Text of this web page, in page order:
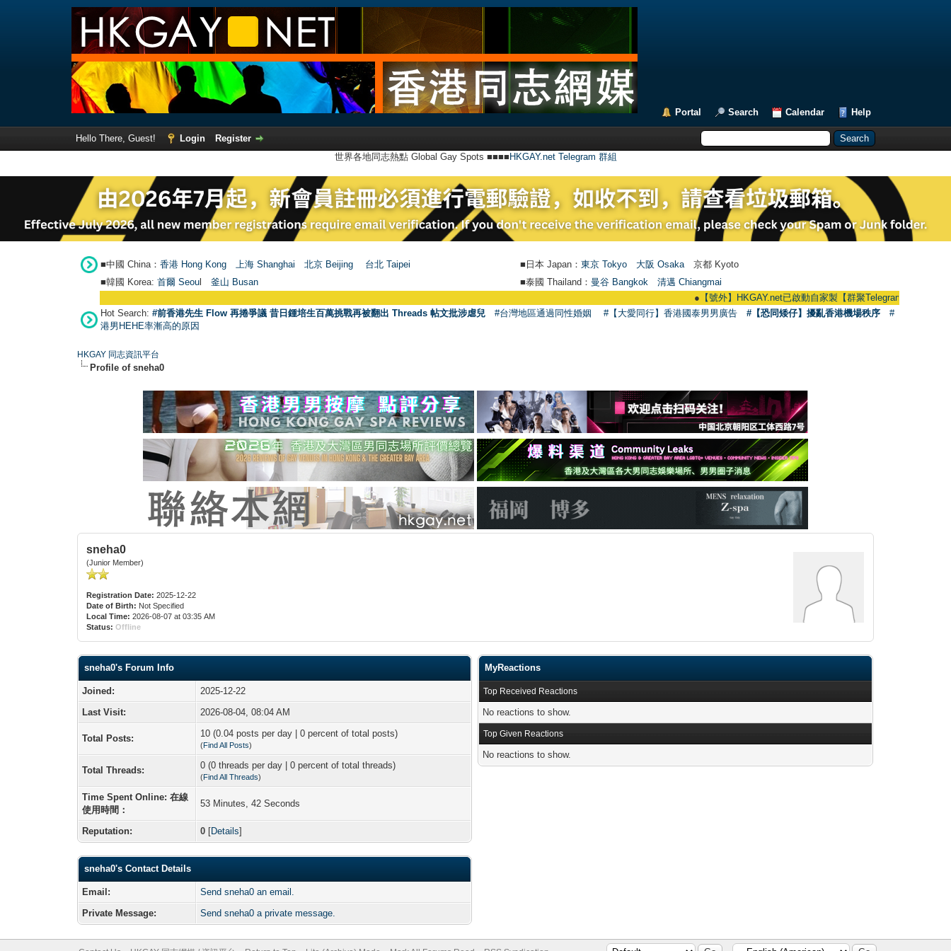
Portal Search Calendar Help
Hello There, Guest! Login
Register
世界各地同志熱點 Global Gay Spots ■■■■ HKGAY.net Telegram 群組
■中國 China： 香港 Hong Kong 上海 Shanghai 北京 Beijing 台北 Taipei ■日本 Japan： 東京 Tokyo 大阪 Osaka 京都 Kyoto
■韓國 Korea: 首爾 Seou 釜山 Busan ■泰國 Thailand： 曼谷 Bangkok
清邁 Chiangmai
【號外】HKGAY.net已啟動自家製【群聚Telegram群組】
Hot Search: #前香港先生 Flow 再捲爭議 昔日鍾培生百萬挑戰再被翻出 Threads 帖文批涉虐兒 #台灣地區通過同性婚姻 #【大愛同行】香港國泰男男廣告 #【恐同矮仔】擾亂香港機場秩序
#
港男HEHE率漸高的原因
HKGAY 同志資訊平台
Profile of sneha0
sneha0
(Junior Member)
Registration Date: 2025-12-22
Date of Birth: Not Specified
Local Time: 2026-08-07 at 03:35 AM
Status: Offline
sneha0's Forum Info
Joined:
2025-12-22
Last Visit:
2026-08-04, 08:04 AM
Total Posts: 10 (0.04 posts per day | 0 percent of total posts)
(Find All Posts)
Total Threads: 0 (0 threads per day | 0 percent of total threads)
(Find All Threads)
Time Spent Online: 在線
使用時間：
53 Minutes, 42 Seconds
Reputation: 0 [Details]
sneha0's Contact Details
Email:
Send sneha0 an email.
Private Message:
Send sneha0 a private message.
MyReactions
Top Received Reactions
No reactions to show.
Top Given Reactions
No reactions to show.